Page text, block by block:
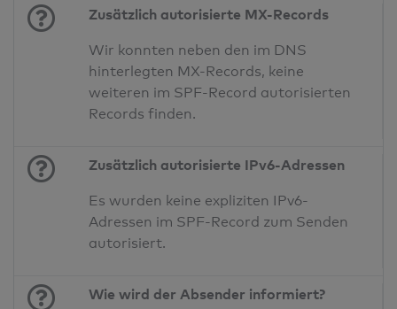
Zusätzlich autorisierte MX-Records
Wir konnten neben den im DNS
hinterlegten MX-Records, keine
weiteren im SPF-Record autorisierten
Records finden.
Zusätzlich autorisierte IPv6-Adressen
Es wurden keine expliziten IPv6-
Adressen im SPF-Record zum Senden
autorisiert.
Wie wird der Absender informiert?